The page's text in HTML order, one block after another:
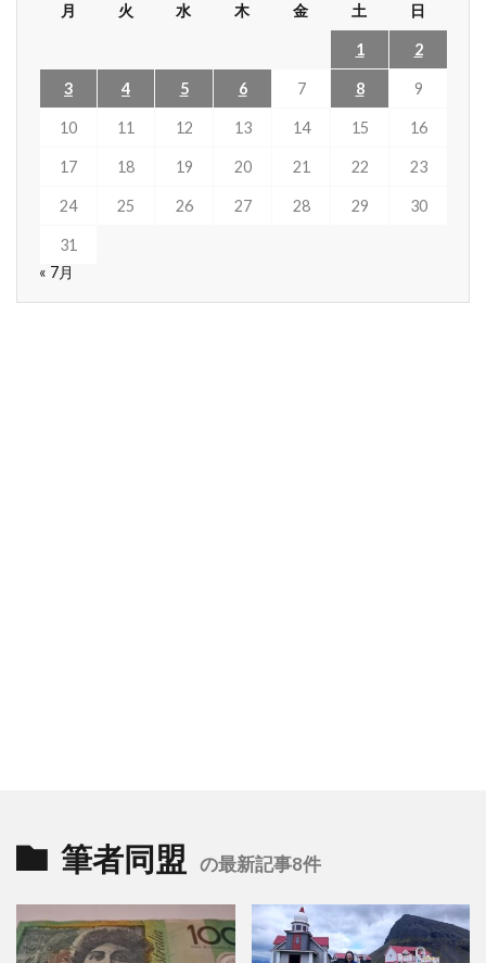
月
火 水 木 金 土 日
1 2
3 4 5 6 7 8 9
10 11 12 13 14 15 16
17 18 19 20 21 22 23
24 25 26 27 28 29 30
31
« 7月
筆者同盟 の最新記事8件